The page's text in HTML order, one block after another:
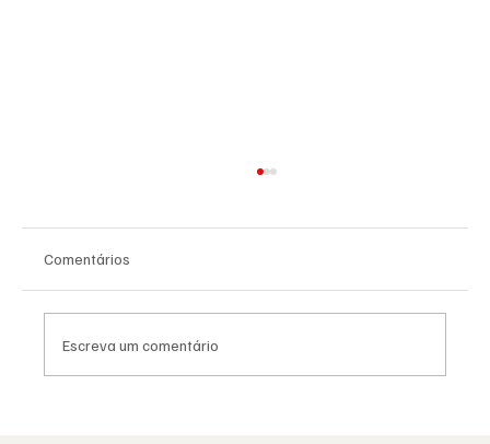
Comentários
Escreva um comentário